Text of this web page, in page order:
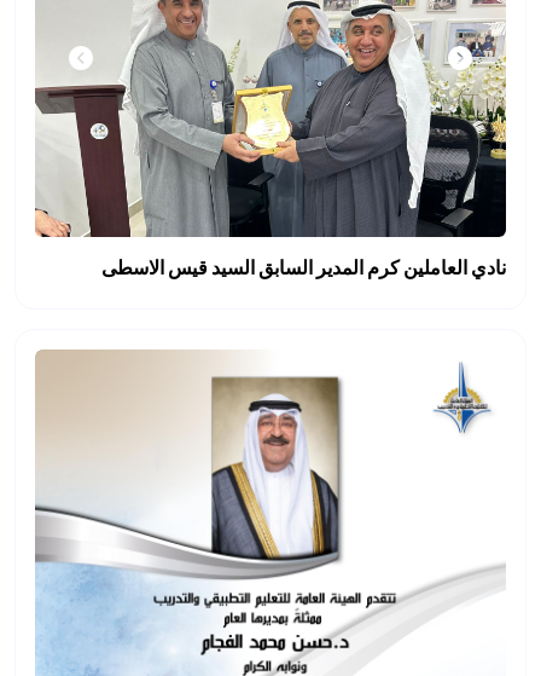
نادي العاملين كرم المدير السابق السيد قيس الاسطى